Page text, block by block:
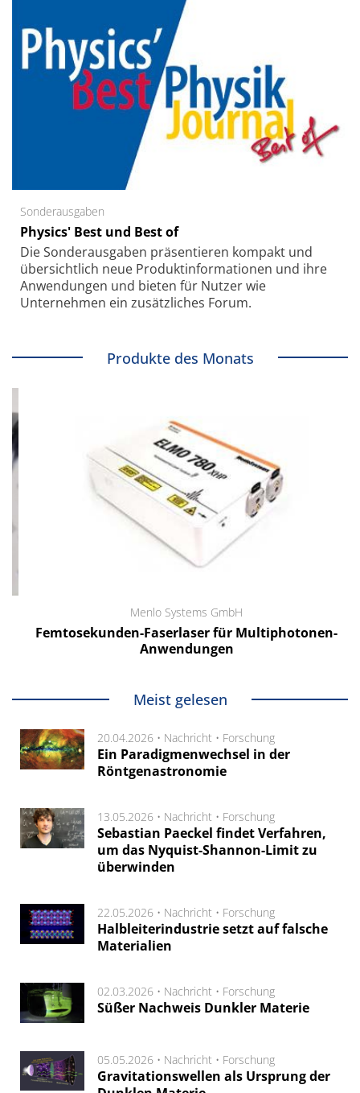
Sonderausgaben
Physics' Best und Best of
Die Sonder­ausgaben präsentieren kompakt und
übersichtlich neue Produkt­informationen und ihre
Anwendungen und bieten für Nutzer wie
Unternehmen ein zusätzliches Forum.
Produkte des Monats
Menlo Systems GmbH
Femtosekunden-Faserlaser für Multiphotonen-
Anwendungen
Meist gelesen
20.04.2026 • Nachricht • Forschung
Ein Paradigmenwechsel in der
Röntgenastronomie
13.05.2026 • Nachricht • Forschung
Sebastian Paeckel findet Verfahren,
um das Nyquist-Shannon-Limit zu
überwinden
22.05.2026 • Nachricht • Forschung
Halbleiterindustrie setzt auf falsche
Materialien
02.03.2026 • Nachricht • Forschung
Süßer Nachweis Dunkler Materie
05.05.2026 • Nachricht • Forschung
Gravitationswellen als Ursprung der